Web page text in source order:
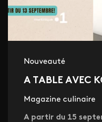
Nouveauté
A TABLE AVEC
Magazine culinaire
A partir du 15